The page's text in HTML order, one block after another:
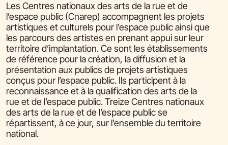
Les Centres nationaux des arts de la rue et de
l’espace public (Cnarep) accompagnent les projets
artistiques et culturels pour l’espace public ainsi que
les parcours des artistes en prenant appui sur leur
territoire d’implantation. Ce sont les établissements
de référence pour la création, la diffusion et la
présentation aux publics de projets artistiques
conçus pour l’espace public. Ils participent à la
reconnaissance et à la qualification des arts de la
rue et de l’espace public. Treize Centres nationaux
des arts de la rue et de l’espace public se
répartissent, à ce jour, sur l’ensemble du territoire
national.